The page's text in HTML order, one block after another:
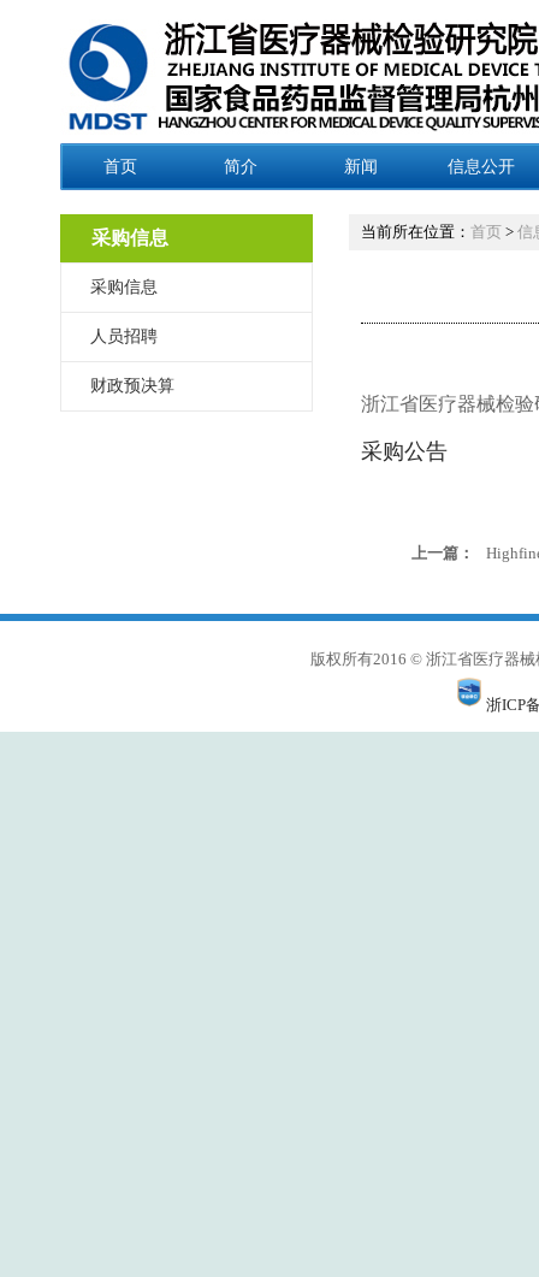
首页 简介 新闻 信息公开
采购信息
采购信息
人员招聘
财政预决算
当前所在位置： 首页 > 信
浙江省医疗器械检
采购公告
上一篇：
版权所有2016 © 浙江省医疗器
浙ICP